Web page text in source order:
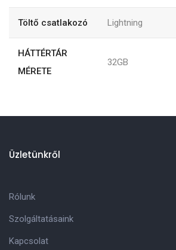
Töltő csatlakozó Lightning
HÁTTÉRTÁR
MÉRETE
32GB
Üzletünkről
Rólunk
Szolgáltatásaink
Kapcsolat